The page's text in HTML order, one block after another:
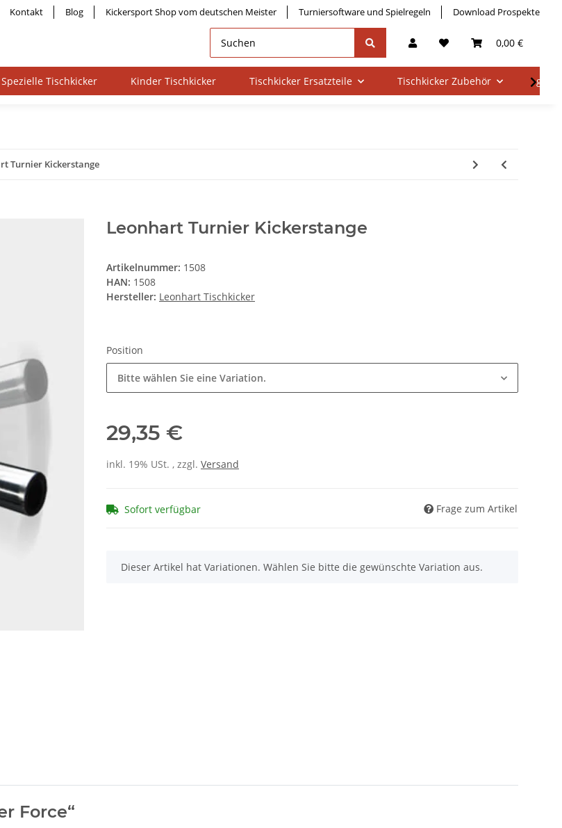
Kontakt Blog Kickersport Shop vom deutschen Meister Turniersoftware und Spielregeln Download Prospekte
0,00 €
Spezielle Tischkicker Kinder Tischkicker Tischkicker Ersatzteile Tischkicker Zubehör
Turnier Kickerstange
Leonhart Turnier Kickerstange
Artikelnummer: 1508
HAN: 1508
Hersteller: Leonhart Tischkicker
Position
Bitte wählen Sie eine Variation.
29,35 €
inkl. 19% USt. , zzgl. Versand
Sofort verfügbar Frage zum Artikel
x
Dieser Artikel hat Variationen. Wählen Sie bitte die gewünschte Variation aus.
Force“